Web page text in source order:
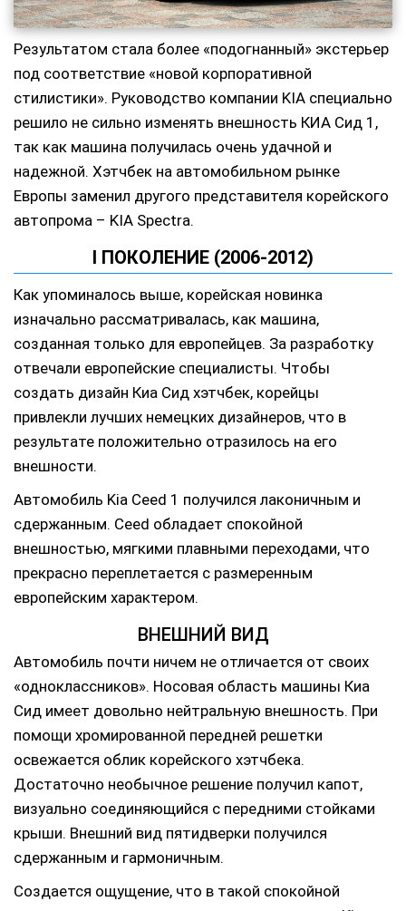
Результатом стала более «подогнанный» экстерьер
под соответствие «новой корпоративной
стилистики». Руководство компании KIA специально
решило не сильно изменять внешность КИА Сид 1,
так как машина получилась очень удачной и
надежной. Хэтчбек на автомобильном рынке
Европы заменил другого представителя корейского
автопрома – KIA Spectra.
I ПОКОЛЕНИЕ (2006-2012)
Как упоминалось выше, корейская новинка
изначально рассматривалась, как машина,
созданная только для европейцев. За разработку
отвечали европейские специалисты. Чтобы
создать дизайн Киа Сид хэтчбек, корейцы
привлекли лучших немецких дизайнеров, что в
результате положительно отразилось на его
внешности.
Автомобиль Kia Ceed 1 получился лаконичным и
сдержанным. Ceed обладает спокойной
внешностью, мягкими плавными переходами, что
прекрасно переплетается с размеренным
европейским характером.
ВНЕШНИЙ ВИД
Автомобиль почти ничем не отличается от своих
«одноклассников». Носовая область машины Киа
Сид имеет довольно нейтральную внешность. При
помощи хромированной передней решетки
освежается облик корейского хэтчбека.
Достаточно необычное решение получил капот,
визуально соединяющийся с передними стойками
крыши. Внешний вид пятидверки получился
сдержанным и гармоничным.
Создается ощущение, что в такой спокойной